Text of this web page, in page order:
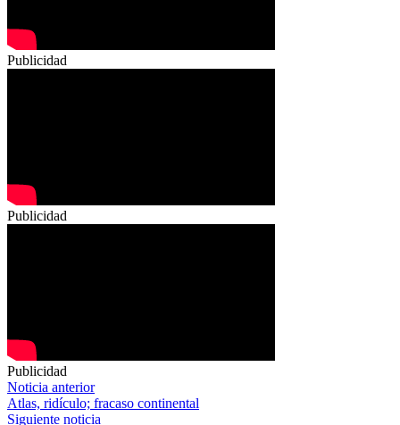
Publicidad
Publicidad
Publicidad
Navegación
de
Noticia anterior
Atlas, ridículo; fracaso continental
Siguiente noticia